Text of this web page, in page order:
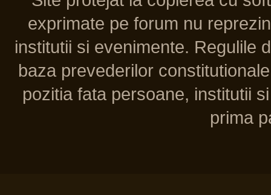
exprimate pe forum nu
institutii si evenimente. Regulile
baza prevederilor
pozitia fata persoane, institutii
prima